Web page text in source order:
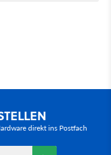
direkt ins Postfach